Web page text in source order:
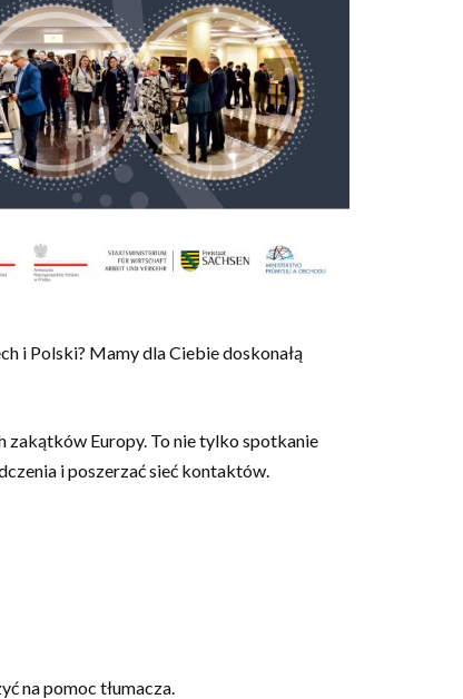
i Polski? Mamy dla Ciebie doskonałą
Europy. To nie tylko spotkanie
i poszerzać sieć kontaktów.
na pomoc tłumacza.